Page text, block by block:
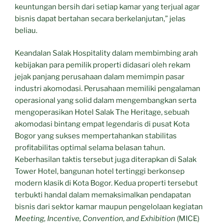
keuntungan bersih dari setiap kamar yang terjual agar
bisnis dapat bertahan secara berkelanjutan,” jelas
beliau.
Keandalan Salak Hospitality dalam membimbing arah
kebijakan para pemilik properti didasari oleh rekam
jejak panjang perusahaan dalam memimpin pasar
industri akomodasi. Perusahaan memiliki pengalaman
operasional yang solid dalam mengembangkan serta
mengoperasikan Hotel Salak The Heritage, sebuah
akomodasi bintang empat legendaris di pusat Kota
Bogor yang sukses mempertahankan stabilitas
profitabilitas optimal selama belasan tahun.
Keberhasilan taktis tersebut juga diterapkan di Salak
Tower Hotel, bangunan hotel tertinggi berkonsep
modern klasik di Kota Bogor. Kedua properti tersebut
terbukti handal dalam memaksimalkan pendapatan
bisnis dari sektor kamar maupun pengelolaan kegiatan
Meeting, Incentive, Convention, and Exhibition (MICE)